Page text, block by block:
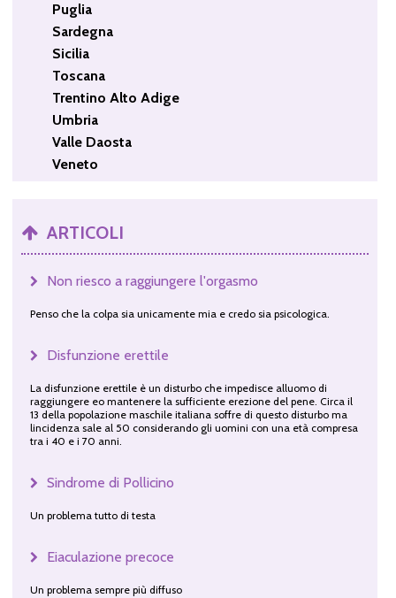
Puglia
Sardegna
Sicilia
Toscana
Trentino Alto Adige
Umbria
Valle Daosta
Veneto
ARTICOLI
Non riesco a raggiungere l'orgasmo
Penso che la colpa sia unicamente mia e credo sia psicologica.
Disfunzione erettile
La disfunzione erettile è un disturbo che impedisce alluomo di
raggiungere eo mantenere la sufficiente erezione del pene. Circa il
13 della popolazione maschile italiana soffre di questo disturbo ma
lincidenza sale al 50 considerando gli uomini con una età compresa
tra i 40 e i 70 anni.
Sindrome di Pollicino
Un problema tutto di testa
Eiaculazione precoce
Un problema sempre più diffuso